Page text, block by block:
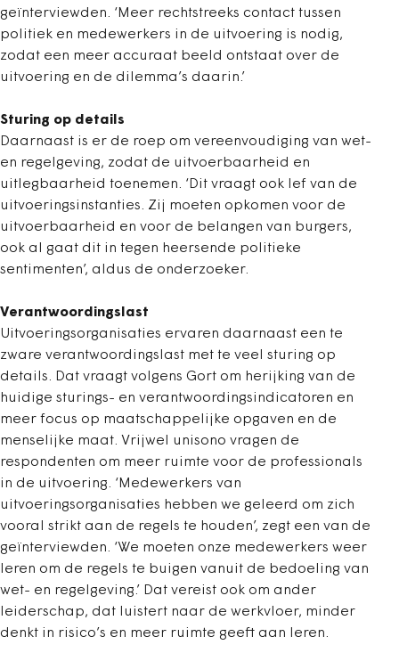
geïnterviewden. ‘Meer rechtstreeks contact tussen
politiek en medewerkers in de uitvoering is nodig,
zodat een meer accuraat beeld ontstaat over de
uitvoering en de dilemma’s daarin.’
Sturing op details
Daarnaast is er de roep om vereenvoudiging van wet-
en regelgeving, zodat de uitvoerbaarheid en
uitlegbaarheid toenemen. ‘Dit vraagt ook lef van de
uitvoeringsinstanties. Zij moeten opkomen voor de
uitvoerbaarheid en voor de belangen van burgers,
ook al gaat dit in tegen heersende politieke
sentimenten’, aldus de onderzoeker.
Verantwoordingslast
Uitvoeringsorganisaties ervaren daarnaast een te
zware verantwoordingslast met te veel sturing op
details. Dat vraagt volgens Gort om herijking van de
huidige sturings- en verantwoordingsindicatoren en
meer focus op maatschappelijke opgaven en de
menselijke maat. Vrijwel unisono vragen de
respondenten om meer ruimte voor de professionals
in de uitvoering. ‘Medewerkers van
uitvoeringsorganisaties hebben we geleerd om zich
vooral strikt aan de regels te houden’, zegt een van de
geïnterviewden. ‘We moeten onze medewerkers weer
leren om de regels te buigen vanuit de bedoeling van
wet- en regelgeving.’ Dat vereist ook om ander
leiderschap, dat luistert naar de werkvloer, minder
denkt in risico’s en meer ruimte geeft aan leren.